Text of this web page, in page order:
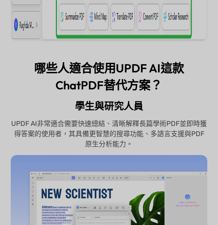
哪些人適合使用UPDF AI這款
ChatPDF替代方案？
學生與研究人員
UPDF AI非常適合需要快速總結、清晰解釋長篇學術PDF並即時獲
得答案的使用者，其具備更智慧的搜尋功能、多語言支援與PDF
原生分析能力。